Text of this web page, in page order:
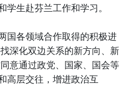
学生赴芬兰工作和学习。
国各领域合作取得的积极进
深化双边关系的新方向、新
意通过政党、国家、国会等
高层交往，增进政治互